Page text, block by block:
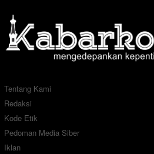
Tentang Kami
Redaksi
Kode Etik
Pedoman Media Siber
Iklan